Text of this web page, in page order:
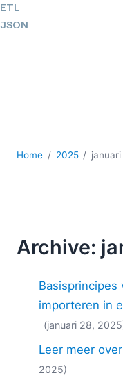
ETL
JSON
Mobiele
XBRL
2026
2024
2023
2022
2020
2019
Home 2025 januari
Archive:
Basisprincipes
importeren in
(januari 28,
Leer meer
2025)